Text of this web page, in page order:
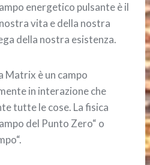
energetico pulsante è il
vita e della nostra
della nostra esistenza.
Matrix è un campo
in interazione che
tutte le cose. La fisica
del Punto Zero“ o